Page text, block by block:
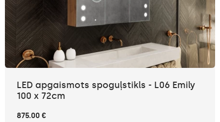
LED apgaismots spoguļstikls - L06 Emily
100 x 72cm
875.00 €